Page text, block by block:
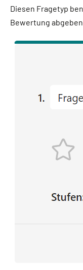
Diesen Fragetyp
Bewertung abgeben